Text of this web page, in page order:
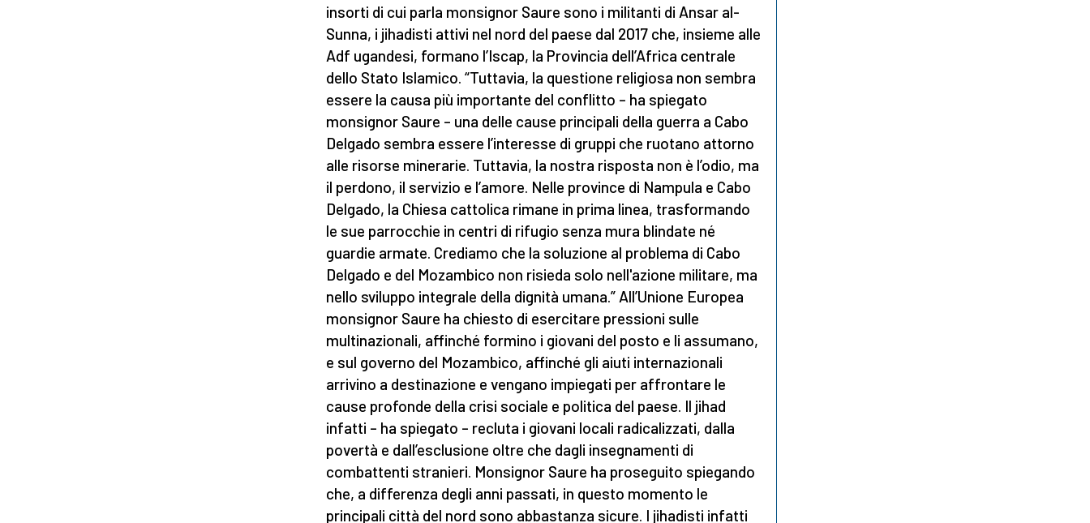
insorti di cui parla monsignor Saure sono i militanti di Ansar al-
Sunna, i jihadisti attivi nel nord del paese dal 2017 che, insieme alle
Adf ugandesi, formano l’Iscap, la Provincia dell’Africa centrale
dello Stato Islamico. “Tuttavia, la questione religiosa non sembra
essere la causa più importante del conflitto – ha spiegato
monsignor Saure – una delle cause principali della guerra a Cabo
Delgado sembra essere l’interesse di gruppi che ruotano attorno
alle risorse minerarie. Tuttavia, la nostra risposta non è l’odio, ma
il perdono, il servizio e l’amore. Nelle province di Nampula e Cabo
Delgado, la Chiesa cattolica rimane in prima linea, trasformando
le sue parrocchie in centri di rifugio senza mura blindate né
guardie armate. Crediamo che la soluzione al problema di Cabo
Delgado e del Mozambico non risieda solo nell'azione militare, ma
nello sviluppo integrale della dignità umana.” All’Unione Europea
monsignor Saure ha chiesto di esercitare pressioni sulle
multinazionali, affinché formino i giovani del posto e li assumano,
e sul governo del Mozambico, affinché gli aiuti internazionali
arrivino a destinazione e vengano impiegati per affrontare le
cause profonde della crisi sociale e politica del paese. Il jihad
infatti – ha spiegato – recluta i giovani locali radicalizzati, dalla
povertà e dall’esclusione oltre che dagli insegnamenti di
combattenti stranieri. Monsignor Saure ha proseguito spiegando
che, a differenza degli anni passati, in questo momento le
principali città del nord sono abbastanza sicure. I jihadisti infatti